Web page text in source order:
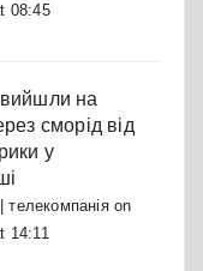
08:45
на
сморід від
у
on
14:11